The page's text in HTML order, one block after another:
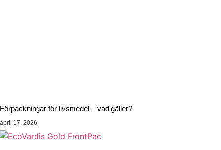
Förpackningar för livsmedel – vad gäller?
april 17, 2026